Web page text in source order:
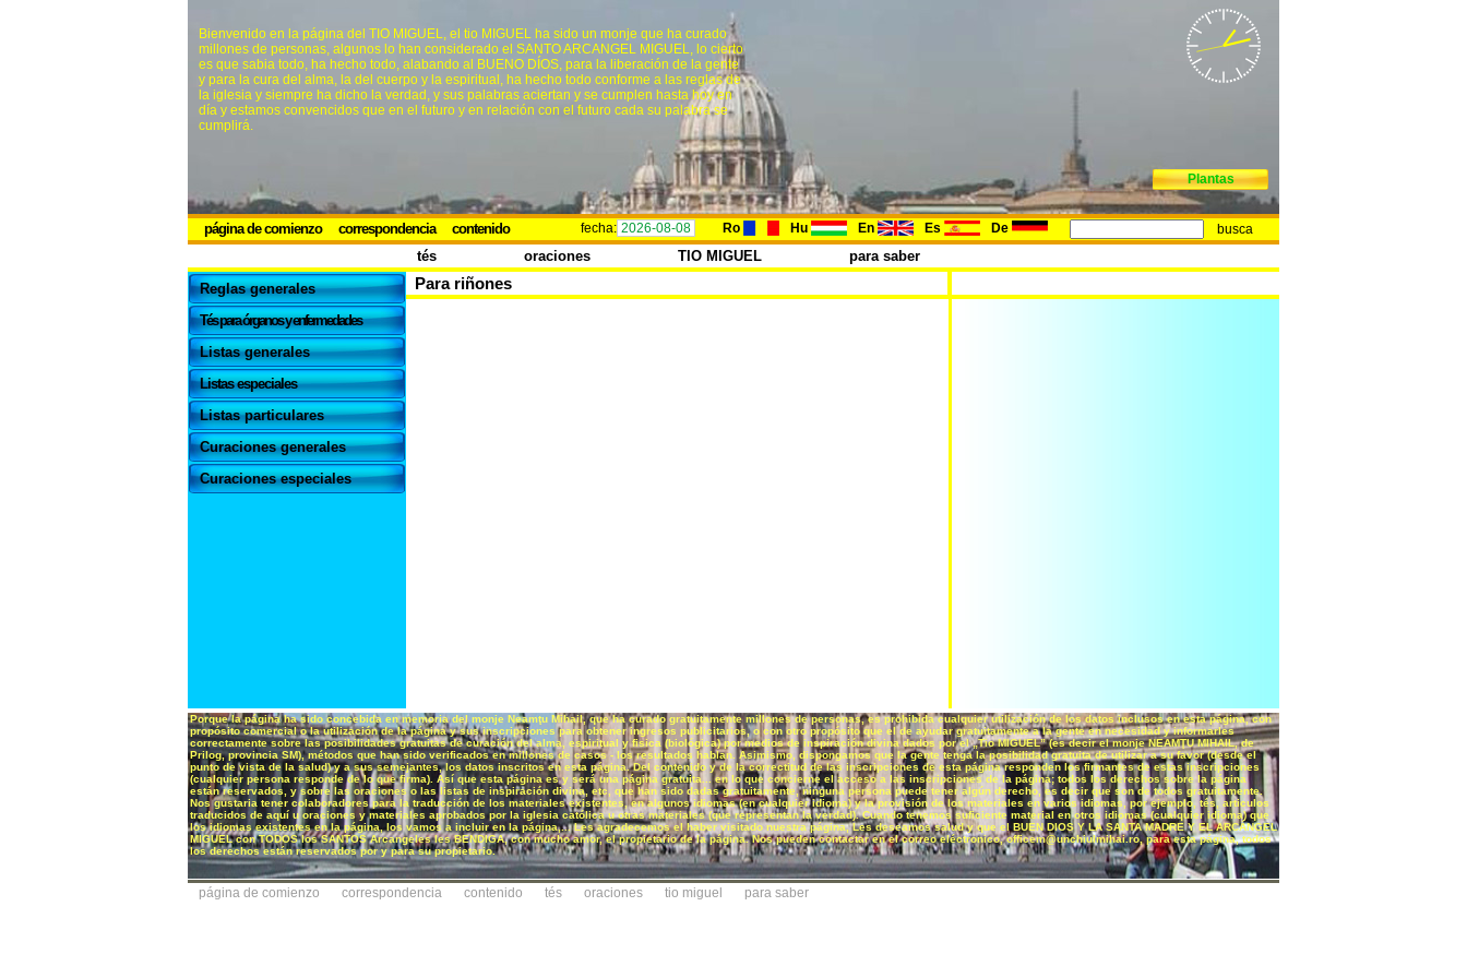
Plantas
Bienvenido en la página del TIO MIGUEL, el tio MIGUEL ha sido un monje que ha curado
millones de personas, algunos lo han considerado el SANTO ARCANGEL MIGUEL, lo cierto
es que sabia todo, ha hecho todo, alabando al BUENO DÍOS, para la liberación de la gente
y para la cura del alma, la del cuerpo y la espiritual, ha hecho todo conforme a las reglas de
la iglesia y siempre ha dicho la verdad, y sus palabras aciertan y se cumplen hasta hoy en
día y estamos convencidos que en el futuro y en relación con el futuro cada su palabra se
cumplirá.
página de comienzo correspondencia contenido fecha: 2026-08-08 Ro Hu En Es De
tés oraciones TIO MIGUEL
para saber
Reglas generales
Tés para órganos y enfermedades
Listas generales
Listas especiales
Listas particulares
Curaciones generales
Curaciones especiales
Para riñones
Porque la página ha sido concebida en memoria del monje Neamţu Mihail, que ha curado gratuitamente millones de personas, es prohibida cualquier utilización de los datos inclusos en esta página, con
propósito comercial o la utilización de la página y sus inscripciones para obtener ingresos publicitarios, o con otro propósito que el de ayudar gratuitamente a la gente en necesidad y informarles
correctamente sobre las posibilidades gratuitas de curación del alma, espiritual y fisica (biológica) por medios de inspiración divina dados por el „Tio MIGUEL” (es decir el monje NEAMŢU MIHAIL, de
Prilog, provincia SM), métodos que han sido verificados en millones de casos - los resultados hablan. Asimismo, dispongamos que la gente tenga la posibilidad gratuita de utilizar a su favor (desde el
punto de vista de la salud) y a sus semejantes, los datos inscritos en esta página. Del contenido y de la correctitud de las inscripciones de esta página responden los firmantes de estas inscripciones
(cualquier persona responde de lo que firma). Así que esta página es y será una página gratuita... en lo que concierne el acceso a las inscripciones de la página; todos los derechos sobre la página
están reservados, y sobre las oraciones o las listas de inspiración divina, etc, que han sido dadas gratuitamente, ninguna persona puede tener algún derecho, es decir que son de todos gratuitamente.
Nos gustaria tener colaboradores para la traducción de los materiales existentes, en algunos idiomas (en cualquier idioma) y la provisión de los materiales en varios idiomas, por ejemplo, tés, articulos
traducidos de aquí u oraciones y materiales aprobados por la iglesia católica u otras materiales (que representan la verdad). Cuando tenemos suficiente material en otros idiomas (cualquier idioma) que
los idiomas existentes en la página, los vamos a incluir en la página,... Les agradecemos el haber visitado nuestra página, Les deseamos salud y que el BUEN DIOS Y LA SANTA MADRE Y EL ARCÁNGEL
MIGUEL con TODOS los SANTOS Arcangeles les BENDIGA, con mucho amor, el propietario de la página. Nos pueden contactar en el correo eléctronico, officem@unchiulmihai.ro, para esta página, todos
los derechos están reservados por y para su propietario.
página de comienzo correspondencia contenido tés oraciones tio miguel para saber